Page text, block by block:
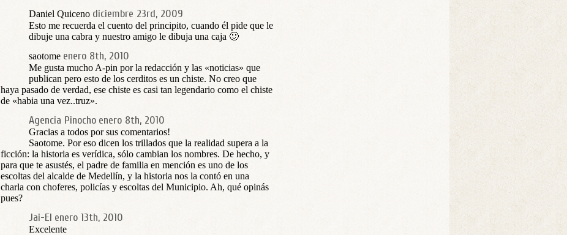
Daniel Quiceno diciembre 23rd, 2009
Esto me recuerda el cuento del principito, cuando él pide que le
dibuje una cabra y nuestro amigo le dibuja una caja 🙂
saotome enero 8th, 2010
Me gusta mucho A-pin por la redacción y las «noticias» que
publican pero esto de los cerditos es un chiste. No creo que
haya pasado de verdad, ese chiste es casi tan legendario como el chiste
de «habia una vez..truz».
Agencia Pinocho enero 8th, 2010
Gracias a todos por sus comentarios!
Saotome. Por eso dicen los trillados que la realidad supera a la
ficción: la historia es verídica, sólo cambian los nombres. De hecho, y
para que te asustés, el padre de familia en mención es uno de los
escoltas del alcalde de Medellín, y la historia nos la contó en una
charla con choferes, policías y escoltas del Municipio. Ah, qué opinás
pues?
Jai-El enero 13th, 2010
Excelente